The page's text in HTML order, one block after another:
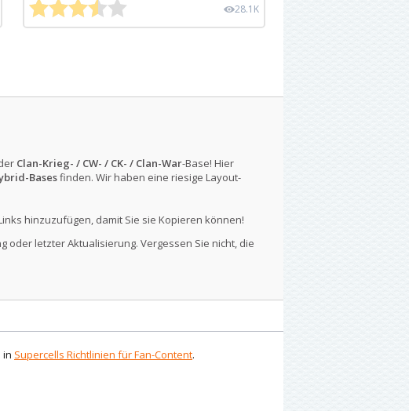
28.1K
Clan-Krieg- / CW- / CK- / Clan-War-Base! Hier
Basesfinden. Wir haben eine riesige Layout-
hinzuzufügen, damit Sie sie Kopieren können!
oder letzter Aktualisierung. Vergessen Sie nicht, die
in Supercells Richtlinien für Fan-Content.